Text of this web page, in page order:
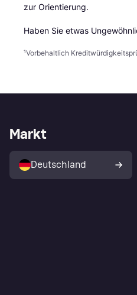
zur Orientierung.
Haben Sie etwas
¹Vorbehaltlich
Markt
Deutschland